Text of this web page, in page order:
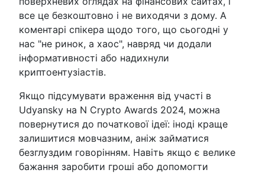
все це безкоштовно і не виходячи з дому. А
коментарі спікера щодо того, що сьогодні у
нас "не ринок, а хаос", навряд чи додали
інформативності або надихнули
криптоентузіастів.
Якщо підсумувати враження від участі в
Udyansky на N Crypto Awards 2024, можна
повернутися до початкової ідеї: іноді краще
залишитися мовчазним, аніж займатися
безглуздим говорінням. Навіть якщо є велике
бажання заробити гроші або допомогти